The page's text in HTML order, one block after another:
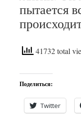
пытается
41732 total
Поделиться:
Twitter